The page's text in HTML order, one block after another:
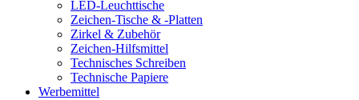
LED-Leuchttische
Zeichen-Tische & -Platten
Zirkel & Zubehör
Zeichen-Hilfsmittel
Technisches Schreiben
Technische Papiere
Werbemittel